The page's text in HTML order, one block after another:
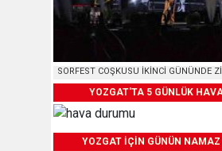
SORFEST COŞKUSU İKİNCİ GÜNÜNDE
YOZGAT'TA 5 GÜNLÜK
YOZGAT İÇİN GÜNÜN